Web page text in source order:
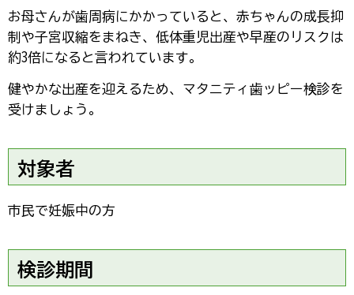
お母さんが歯周病にかかっていると、赤ちゃんの成長抑
制や子宮収縮をまねき、低体重児出産や早産のリスクは
約3倍になると言われています。
健やかな出産を迎えるため、マタニティ歯ッピー検診を
受けましょう。
対象者
市民で妊娠中の方
検診期間